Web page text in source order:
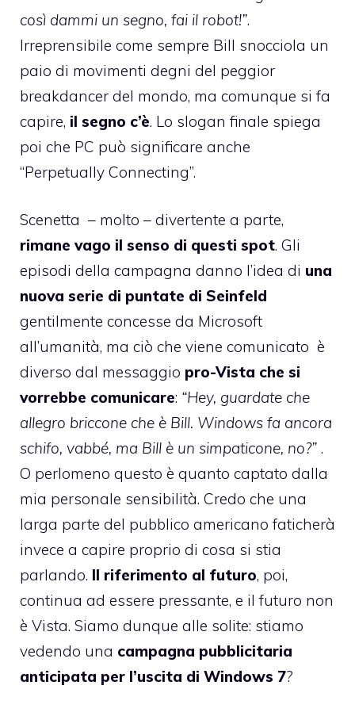
così dammi un segno, fai il robot!”.
Irreprensibile come sempre Bill snocciola un
paio di movimenti degni del peggior
breakdancer del mondo, ma comunque si fa
capire, il segno c’è. Lo slogan finale spiega
poi che PC può significare anche
“Perpetually Connecting”.
Scenetta – molto – divertente a parte,
rimane vago il senso di questi spot. Gli
episodi della campagna danno l’idea di una
nuova serie di puntate di Seinfeld
gentilmente concesse da Microsoft
all’umanità, ma ciò che viene comunicato è
diverso dal messaggio pro-Vista che si
vorrebbe comunicare: “Hey, guardate che
allegro briccone che è Bill. Windows fa ancora
schifo, vabbé, ma Bill è un simpaticone, no?” .
O perlomeno questo è quanto captato dalla
mia personale sensibilità. Credo che una
larga parte del pubblico americano faticherà
invece a capire proprio di cosa si stia
parlando. Il riferimento al futuro, poi,
continua ad essere pressante, e il futuro non
è Vista. Siamo dunque alle solite: stiamo
vedendo una campagna pubblicitaria
anticipata per l’uscita di Windows 7?